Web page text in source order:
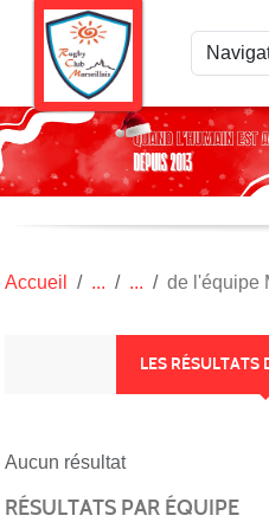
Accueil de l'équipe
LES RÉSULTATS
Aucun résultat
RÉSULTATS PAR ÉQUIPE
Panneau de gestion des cookies